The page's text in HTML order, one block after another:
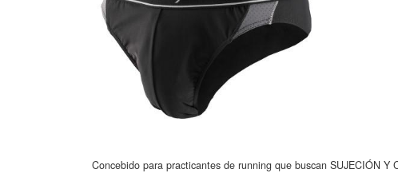
Concebido para practicantes de running que buscan SUJECIÓN Y